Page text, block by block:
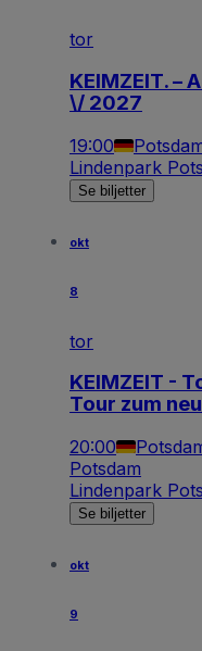
tor
KEIMZEIT. –
\/ 2027
19:00
Lindenpark
Se biljetter
okt
8
tor
KEIMZEIT -
Tour zum
20:00
Potsdam
Lindenpark
Se biljetter
okt
9